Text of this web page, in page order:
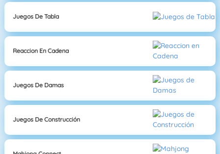
Juegos De Tabla
Reaccion En Cadena
Juegos De Damas
Juegos De Construcción